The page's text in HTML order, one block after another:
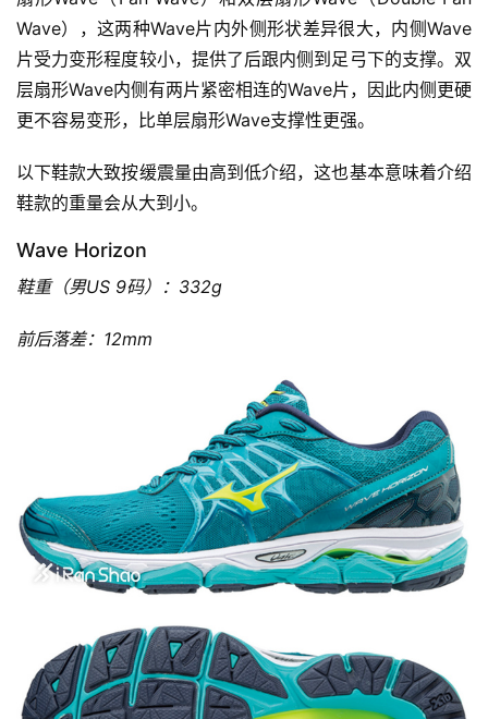
Wave），这两种Wave片内外侧形状差异很大，内侧Wave
片受力变形程度较小，提供了后跟内侧到足弓下的支撑。双
层扇形Wave内侧有两片紧密相连的Wave片，因此内侧更硬
更不容易变形，比单层扇形Wave支撑性更强。
以下鞋款大致按缓震量由高到低介绍，这也基本意味着介绍
鞋款的重量会从大到小。
Wave Horizon
鞋重（男US 9码）：332g
前后落差：12mm